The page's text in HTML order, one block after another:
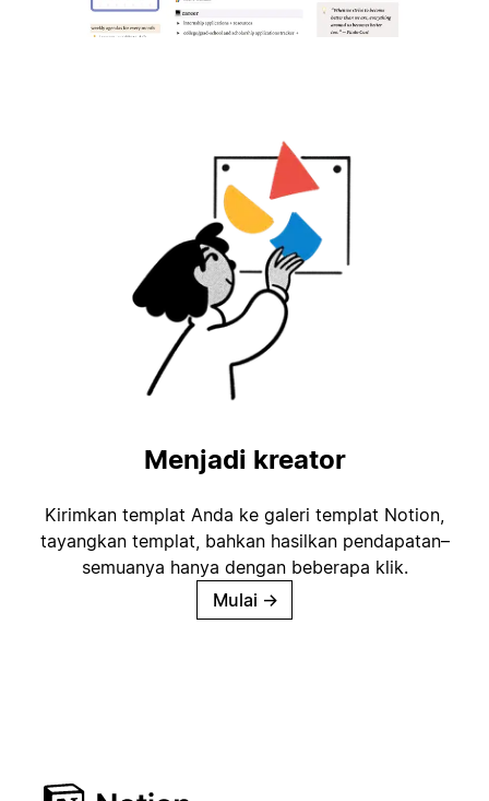
Menjadi kreator
Kirimkan templat Anda ke galeri templat Notion,
tayangkan templat, bahkan hasilkan pendapatan–
semuanya hanya dengan beberapa klik.
Mulai →